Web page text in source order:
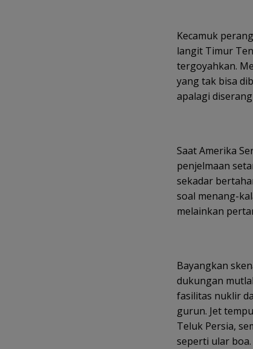
Kecamuk
langit Timur
tergoyahkan.
yang tak bisa
apalagi
Saat Amerika
penjelmaan
sekadar
soal menang-
melainkan
Bayangkan
dukungan
fasilitas nuklir
gurun. Jet
Teluk Persia,
seperti ular boa.